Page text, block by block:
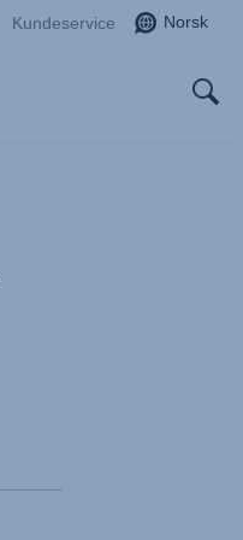
Kundeservice Norsk